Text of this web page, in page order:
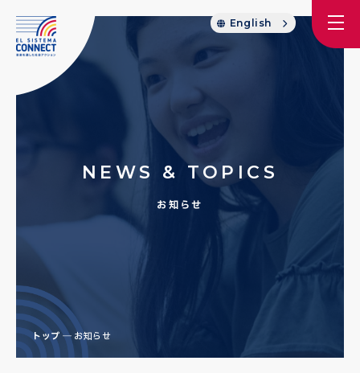
English
NEWS & TOPICS
お知らせ
トップ お知らせ